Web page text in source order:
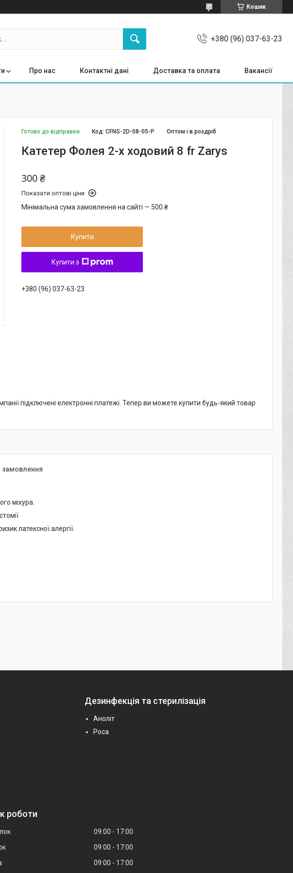
Кошик
+380 (96) 037-63-23
Про нас Контактні дані Доставка та оплата Вакансії
Готово до відправки Оптом і в роздріб
Код:CFNS-2D-08-05-P
Катетер Фолея 2-х ходовий 8 fr Zarys
300 ₴
Показати оптові ціни
Мінімальна сума замовлення на сайті — 500 ₴
Купити
Купити з
+380 (96) 037-63-23
підключені електронні платежі. Тепер ви можете купити будь-який товар
замовлення
міхура.
латексної алергії.
Дезинфекція та стерилізація
Аноліт
Роса
роботи
09:00
17:00
09:00
17:00
09:00 17:00